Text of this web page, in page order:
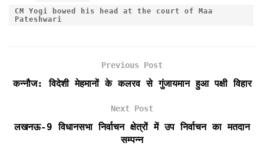
e
b
t
t
l
t
n
n
e
n
l
y
CM Yogi bowed his head at the court of Maa
Pateshwari
Previous Post
कन्नौज: विदेशी मेहमानों के कलरव से गुंजायमान हुआ पक्षी विहार
Next Post
लखनऊ-9 विधानसभा निर्वाचन क्षेत्रों में उप निर्वाचन का मतदान
सम्पन्न